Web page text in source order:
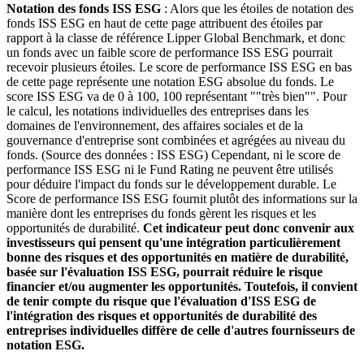
Notation des fonds ISS ESG : Alors que les étoiles de notation des
fonds ISS ESG en haut de cette page attribuent des étoiles par
rapport à la classe de référence Lipper Global Benchmark, et donc
un fonds avec un faible score de performance ISS ESG pourrait
recevoir plusieurs étoiles. Le score de performance ISS ESG en bas
de cette page représente une notation ESG absolue du fonds. Le
score ISS ESG va de 0 à 100, 100 représentant ""très bien"". Pour
le calcul, les notations individuelles des entreprises dans les
domaines de l'environnement, des affaires sociales et de la
gouvernance d'entreprise sont combinées et agrégées au niveau du
fonds. (Source des données : ISS ESG) Cependant, ni le score de
performance ISS ESG ni le Fund Rating ne peuvent être utilisés
pour déduire l'impact du fonds sur le développement durable. Le
Score de performance ISS ESG fournit plutôt des informations sur la
manière dont les entreprises du fonds gèrent les risques et les
opportunités de durabilité. Cet indicateur peut donc convenir aux
investisseurs qui pensent qu'une intégration particulièrement
bonne des risques et des opportunités en matière de durabilité,
basée sur l'évaluation ISS ESG, pourrait réduire le risque
financier et/ou augmenter les opportunités. Toutefois, il convient
de tenir compte du risque que l'évaluation d'ISS ESG de
l'intégration des risques et opportunités de durabilité des
entreprises individuelles diffère de celle d'autres fournisseurs de
notation ESG.